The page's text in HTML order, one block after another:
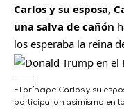
Carlos y su esposa,
una salva de cañón
los esperaba la reina
El príncipe Carlos y su
participaron asimismo en